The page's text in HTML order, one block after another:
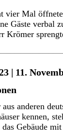
vier Mal
Gäste verbal
Krömer
| 11.
anderen
kennen,
Gebäude